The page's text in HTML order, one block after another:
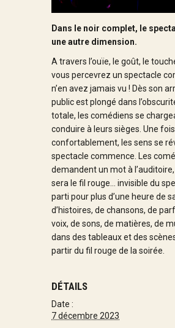
Dans le noir complet, le
une autre dimension.
A travers l’ouïe, le goût, le
vous percevrez un spectacle
n’en avez jamais vu ! Dès son
public est plongé dans
totale, les comédiens se
conduire à leurs sièges. Une
confortablement, les sens se
spectacle commence. Les
demandent un mot à
sera le fil rouge… invisible du
parti pour plus d’une heure de
d’histoires, de chansons, de
voix, de sons, de matières, de
dans des tableaux et des
partir du fil rouge de la soirée.
DÉTAILS
Date :
7 décembre 2023